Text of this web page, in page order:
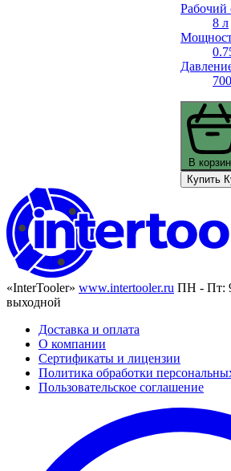
Рабочий
8 л
В
Купить
«InterTooler» www.intertooler.ru ПН - Пт:
выходной
Доставка и оплата
О компании
Сертификаты и лицензии
Политика обработки
Пользовательское соглашение